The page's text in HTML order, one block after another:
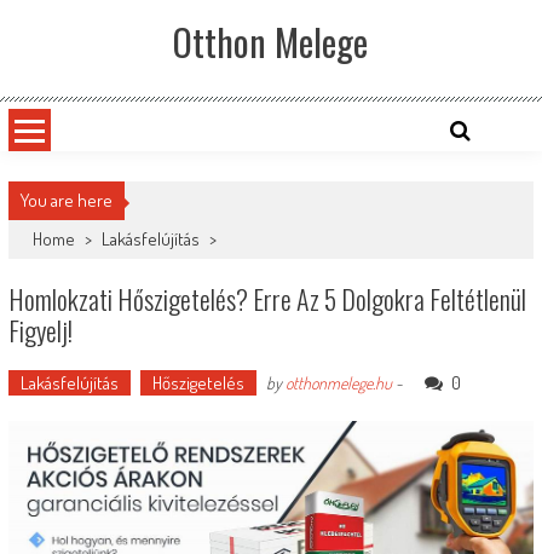
Otthon Melege
You are here
Home > Lakásfelújítás >
Homlokzati Hőszigetelés? Erre Az 5 Dolgokra Feltétlenül
Figyelj!
Lakásfelújítás Hőszigetelés byotthonmelege.hu- 0